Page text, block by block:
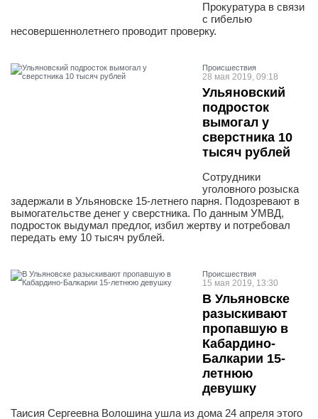
Прокуратура в связи
с гибелью
несовершеннолетнего проводит проверку.
Проиcшествия
28 мая 2019, 09:18
Ульяновский
подросток
вымогал у
сверстника 10
тысяч рублей
Сотрудники
уголовного розыска
задержали в Ульяновске 15-летнего парня. Подозревают в
вымогательстве денег у сверстника. По данным УМВД,
подросток выдумал предлог, избил жертву и потребовал
передать ему 10 тысяч рублей.
Проиcшествия
15 мая 2019, 13:30
В Ульяновске
разыскивают
пропавшую в
Кабардино-
Балкарии 15-
летнюю
девушку
Таисия Сергеевна Волошина ушла из дома 24 апреля этого